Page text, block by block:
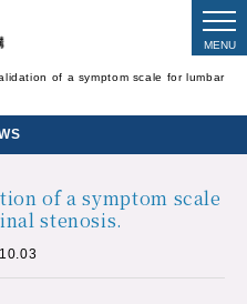
of a symptom scale for lumbar
of a symptom scale
stenosis.